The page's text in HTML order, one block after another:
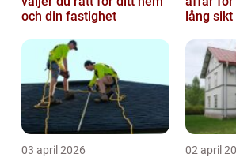
och din fastighet
lång sikt
03 april 2026 02 april